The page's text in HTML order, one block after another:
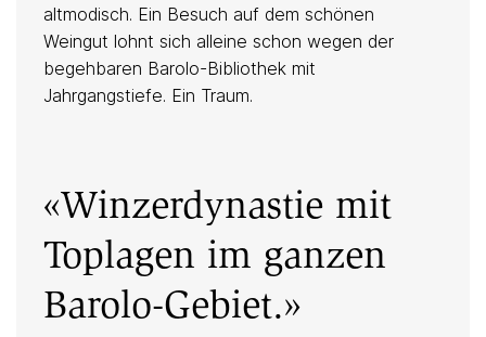
altmodisch. Ein Besuch auf dem schönen
Weingut lohnt sich alleine schon wegen der
begehbaren Barolo-Bibliothek mit
Jahrgangstiefe. Ein Traum.
«Winzerdynastie mit
Toplagen im ganzen
Barolo-Gebiet.»